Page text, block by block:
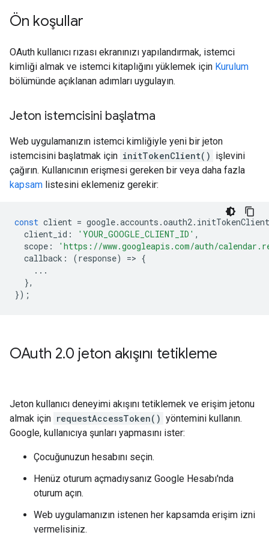
Ön koşullar
OAuth kullanıcı rızası ekranınızı yapılandırmak, istemci
kimliği almak ve istemci kitaplığını yüklemek için Kurulum
bölümünde açıklanan adımları uygulayın.
Jeton istemcisini başlatma
Web uygulamanızın istemci kimliğiyle yeni bir jeton
istemcisini başlatmak için initTokenClient() işlevini
çağırın. Kullanıcının erişmesi gereken bir veya daha fazla
kapsam listesini eklemeniz gerekir:
const client = google.accounts .oauth2. initTokenClient
client_id : 'YOUR_GOOGLE_CLIENT_ID' ,
scope :
'https://www.googleapis.com/auth/
callback : (response) => {
...
},
});
OAuth 2.0 jeton akışını tetikleme
Jeton kullanıcı deneyimi akışını tetiklemek ve erişim jetonu
almak için requestAccessToken() yöntemini kullanın.
Google, kullanıcıya şunları yapmasını ister:
Çocuğunuzun hesabını seçin.
Henüz oturum açmadıysanız Google Hesabı'nda
oturum açın.
Web uygulamanızın istenen her kapsamda erişim izni
vermelisiniz.